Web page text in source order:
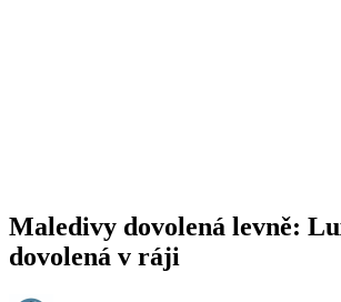
Maledivy dovolená levně:
dovolená v ráji